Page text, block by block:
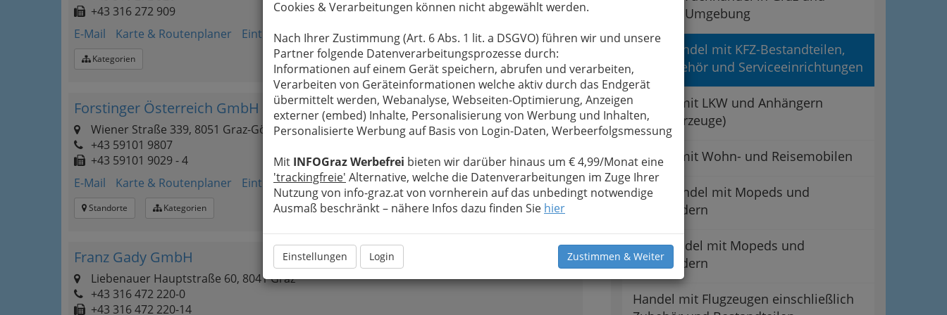
Cookies & Verarbeitungen können nicht abgewählt werden.
Nach Ihrer Zustimmung (Art. 6 Abs. 1 lit. a DSGVO) führen wir und unsere
Partner folgende Datenverarbeitungsprozesse durch:
Informationen auf einem Gerät speichern, abrufen und verarbeiten,
Verarbeiten von Geräteinformationen welche aktiv durch das Endgerät
übermittelt werden, Webanalyse, Webseiten-Optimierung, Anzeigen
externer (embed) Inhalte, Personalisierung von Werbung und Inhalten,
Personalisierte Werbung auf Basis von Login-Daten, Werbeerfolgsmessung
Mit INFOGraz Werbefrei bieten wir darüber hinaus um € 4,99/Monat eine
'trackingfreie' Alternative, welche die Datenverarbeitungen im Zuge Ihrer
Nutzung von info-graz.at von vornherein auf das unbedingt notwendige
Ausmaß beschränkt – nähere Infos dazu finden Sie hier
Einstellungen Login Zustimmen & Weiter
+43 316 272 909
E-Mail
Karte & Routenplaner Eintrag ändern
Kategorien
2
Forstinger Österreich GmbH
Wiener Straße 339, 8051 Graz-Gösting
+43 59101 9807
+43 59101 9029 - 4
E-Mail
Karte & Routenplaner Eintrag ändern
Standorte Kategorien
Franz Gady GmbH
Liebenauer Hauptstraße 60, 8041 Graz
+43 316 472 220-0
+43 316 472 220-14
Umgebung
Einzelhandel mit KFZ-Bestandteilen,
KFZ-Zubehör und Serviceeinrichtungen
Handel mit LKW und Anhängern
(Nutzfahrzeuge)
Handel mit Wohn- und Reisemobilen
Einzelhandel mit Mopeds und
Motorrädern
Großhandel mit Mopeds und
Motorrädern
Handel mit Flugzeugen einschließlich